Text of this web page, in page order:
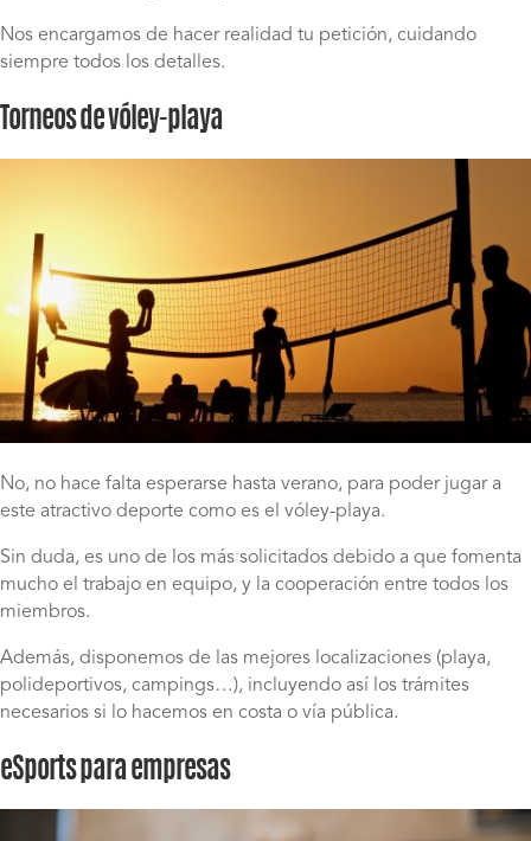
Nos encargamos de hacer realidad tu petición, cuidando
siempre todos los detalles.
Torneos de vóley-playa
No, no hace falta esperarse hasta verano, para poder jugar a
este atractivo deporte como es el vóley-playa.
Sin duda, es uno de los más solicitados debido a que fomenta
mucho el trabajo en equipo, y la cooperación entre todos los
miembros.
Además, disponemos de las mejores localizaciones (playa,
polideportivos, campings…), incluyendo así los trámites
necesarios si lo hacemos en costa o vía pública.
eSports para empresas